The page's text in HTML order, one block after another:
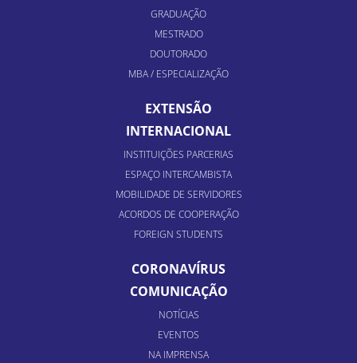
GRADUAÇÃO
MESTRADO
DOUTORADO
MBA / ESPECIALIZAÇÃO
EXTENSÃO
INTERNACIONAL
INSTITUIÇÕES PARCERIAS
ESPAÇO INTERCAMBISTA
MOBILIDADE DE SERVIDORES
ACORDOS DE COOPERAÇÃO
FOREIGN STUDENTS
CORONAVÍRUS
COMUNICAÇÃO
NOTÍCIAS
EVENTOS
NA IMPRENSA